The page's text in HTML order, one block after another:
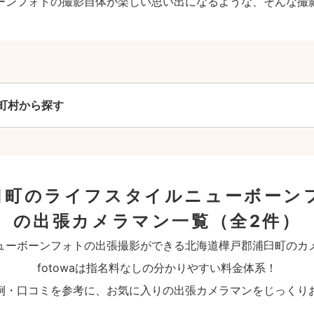
村から探す
町のライフスタイルニューボーン
の出張カメラマン一覧
（全2件）
ーボーンフォトの出張撮影ができる北海道樺戸郡浦臼町のカ
fotowaは指名料なしの分かりやすい料金体系！
・口コミを参考に、お気に入りの出張カメラマンをじっくり